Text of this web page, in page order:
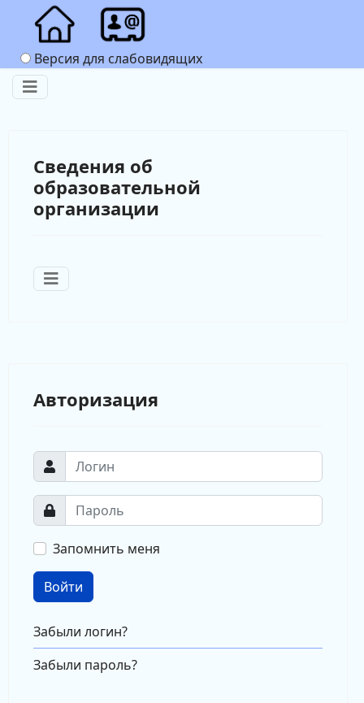
Версия для слабовидящих
Сведения об
образовательной
организации
Авторизация
Запомнить меня
Войти
Забыли логин?
Забыли пароль?